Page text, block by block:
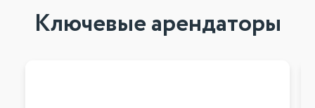
Ключевые арендаторы